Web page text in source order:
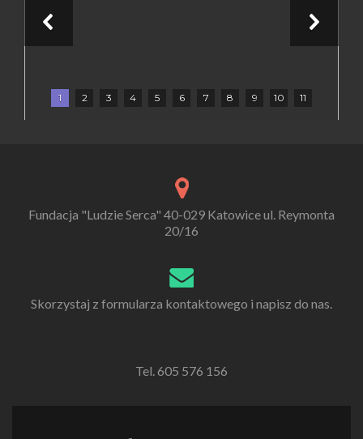
1 2 3 4 5 6 7 8 9 10 11
Fundacja "Ludzie Serca" 40-029 Katowice ul. Reymonta
20/16
Skorzystaj z formularza kontaktowego i napisz do nas.
Tel. 605 576 156